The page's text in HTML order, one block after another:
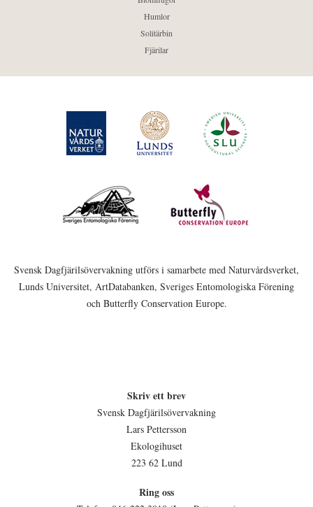
Humlor
Solitärbin
Fjärilar
Svensk Dagfjärilsövervakning utförs i samarbete med Naturvårdsverket,
Lunds Universitet, ArtDatabanken, Sveriges Entomologiska Förening
och Butterfly Conservation Europe.
Skriv ett brev
Svensk Dagfjärilsövervakning
Lars Pettersson
Ekologihuset
223 62 Lund
Ring oss